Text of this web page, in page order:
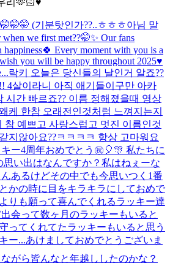
(기분탓인가??..ㅎㅎㅎ아님 말
we first met??🤭✨ Our fans
Every moment with you is a
you will be happy throughout 2025♥️
락키 오늘은 당신들의 날인거 알죠??
4살이라니 아직 애기들이구만 아카
시간 빠르죠?? 이름 정해졌을때 영상
케 한참 오래전인것처럼 느껴지는지
참 예쁘고 사랑스럽고 멋진 이름인것
지않아요??ㅋㅋㅋㅋ 항상 고마워요
ー4周年おめでとう㊗️🎈🎊 私たちに
思い出はなんですか？私はねぇーな
あるけどその中でも今思いつく1番
かの時に目をキラキラにしておめで
りも願って喜んでくれるラッキー達
会って数ヶ月のラッキーもいると
ってくれてたラッキーもいると思う
ー...あけましておめでとうございま
がら皆んなと年越ししたのかな？